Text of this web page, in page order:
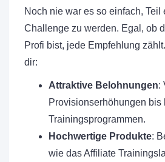
Noch nie war es so einfach, Teil
Challenge zu werden. Egal, ob
Profi bist, jede Empfehlung
dir:
Attraktive Belohnungen:
Provisionserhöhungen bis
Trainingsprogrammen.
Hochwertige Produkte:
wie das Affiliate